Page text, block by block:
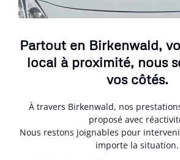
Partout en Birkenwald,
local à proximité, nous
vos côtés.
À travers Birkenwald, nos
proposé avec
Nous restons joignables pour
importe la situation.